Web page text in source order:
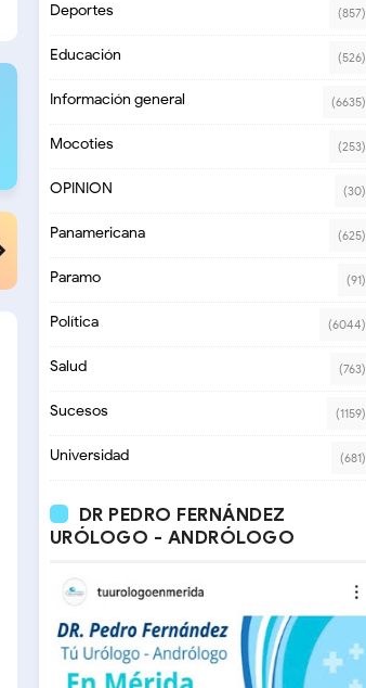
Deportes (857)
Educación (526)
Información general (6635)
Mocoties (253)
OPINION (30)
Panamericana (625)
Paramo (91)
Política (6044)
Salud (763)
Sucesos (1159)
Universidad (681)
DR PEDRO FERNÁNDEZ
URÓLOGO - ANDRÓLOGO